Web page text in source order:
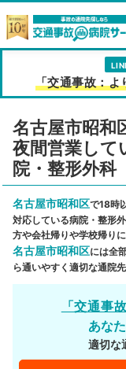
「交通事故：
名古屋市昭和
夜間営業して
院・整形外科
名古屋市昭和区で18時
対応している病院・整形
方や会社帰りや学校帰り
名古屋市昭和区には全
ら通いやすく適切な通院
「交通事
あな
適切な